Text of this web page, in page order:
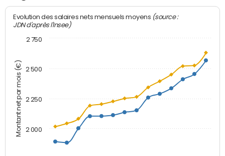
Montant net par mois (€)
Evolution des salaires nets mensuels moyens (source :
JDN d'après l'Insee)
2 000
2 250
2 500
2 750